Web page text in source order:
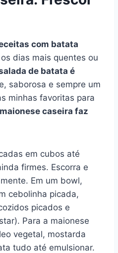
com batata
dias mais quentes ou
de batata é
saborosa e sempre um
minhas favoritas para
maionese caseira faz
em cubos até
firmes. Escorra e
Em um bowl,
cebolinha picada,
picados e
Para a maionese
vegetal, mostarda
tudo até emulsionar.